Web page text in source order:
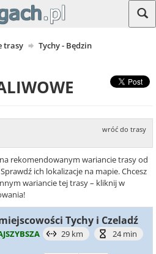
trasy
Tychy - Będzin
wróć do trasy
rekomendowanym wariancie trasy od
ich lokalizacje na mapie. Chcesz
wariancie tej trasy – kliknij w
Tychy i Czeladź
29 km 24 min